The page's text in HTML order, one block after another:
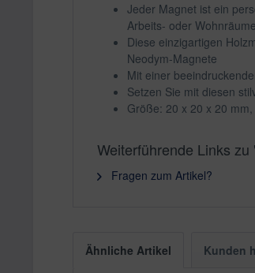
Jeder Magnet ist ein
Arbeits- oder Wohnräume
Diese einzigartigen
Neodym-Magnete
Mit einer
Setzen Sie mit diesen
Größe: 20 x 20 x 20 mm,
Weiterführende Links
Fragen zum Artikel?
Ähnliche Artikel Kunden